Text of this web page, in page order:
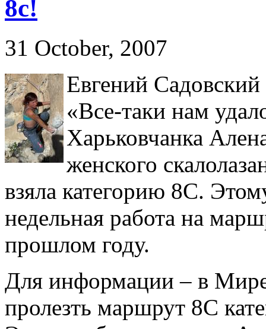
8с!
31 October, 2007
Евгений
«Все-таки нам
Харьковчанка
женского
взяла категорию 8С.
недельная работа на
прошлом году.
Для информации – в
пролезть маршрут 8С